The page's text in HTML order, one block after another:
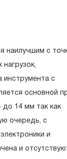
наилучшим с
инструмента с
основной
14 мм так как
очередь, с
и
и
связанным
и определен в
срок может
в
В